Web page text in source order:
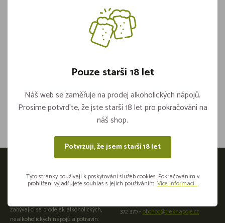
Královská Meruňka 1kg
Sdílejte na sítích
zabývající se prodejek alkoholických,
nealkoholických nápojů a potravin.
Otevírací doba
372 370 -obchod@treknapoje.cz
Pouze starší 18 let
Náš web se zaměřuje na prodej alkoholických nápojů.
Prosíme potvrďte, že jste starší 18 let pro pokračování na
náš shop.
Potvrzuji, že jsem starší 18 let
Tyto stránky používají k poskytování služeb cookies. Pokračováním v
prohlížení vyjadřujete souhlas s jejich používáním.Více informací...